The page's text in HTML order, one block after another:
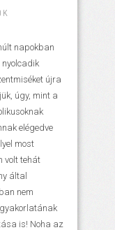
napokban
újra
úgy, mint a
elégedve
most
volt tehát
által
nem
is! Noha az